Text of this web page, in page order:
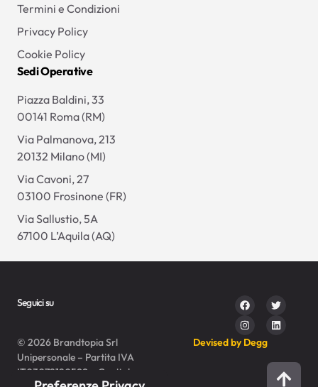
Termini e Condizioni
Privacy Policy
Cookie Policy
Sedi Operative
Piazza Baldini, 33
00141 Roma (RM)
Via Palmanova, 213
20132 Milano (MI)
Via Cavoni, 27
03100 Frosinone (FR)
Via Sallustio, 5A
67100 L’Aquila (AQ)
© 2026 Brandtopia Srl
Unipersonale – Partita IVA
IT03072120599 – Capitale
Devised by Degg
Seguici su